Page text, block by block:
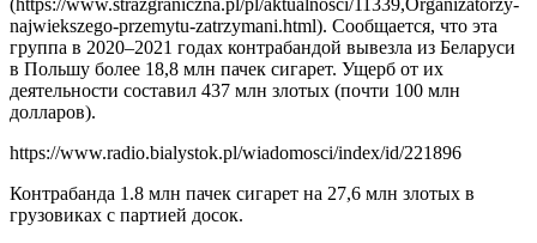
najwiekszego-przemytu-zatrzymani.html). Сообщается, что эта
группа в 2020–2021 годах контрабандой вывезла из Беларуси
в Польшу более 18,8 млн пачек сигарет. Ущерб от их
деятельности составил 437 млн ​​злотых (почти 100 млн
долларов).
https://www.radio.bialystok.pl/wiadomosci/index/id/221896
Контрабанда 1.8 млн пачек сигарет на 27,6 млн злотых в
грузовиках с партией досок.